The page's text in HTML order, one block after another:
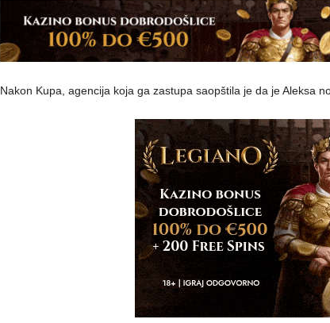
Nakon Kupa, agencija koja ga zastupa saopštila je da je Aleksa